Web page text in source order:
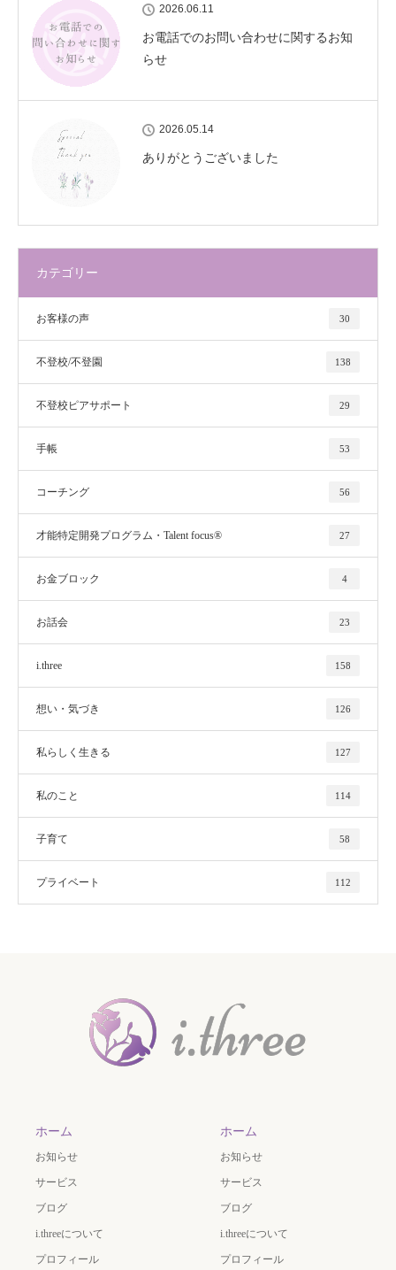
2026.06.11
お電話でのお問い合わせに関するお知
らせ
2026.05.14
ありがとうございました
カテゴリー
お客様の声 30
不登校/不登園 138
不登校ピアサポート 29
手帳 53
コーチング 56
才能特定開発プログラム・Talent focus® 27
お金ブロック 4
お話会 23
i.three 158
想い・気づき 126
私らしく生きる 127
私のこと 114
子育て 58
プライベート 112
ホーム
お知らせ
サービス
ブログ
i.threeについて
プロフィール
ホーム
お知らせ
サービス
ブログ
i.threeについて
プロフィール